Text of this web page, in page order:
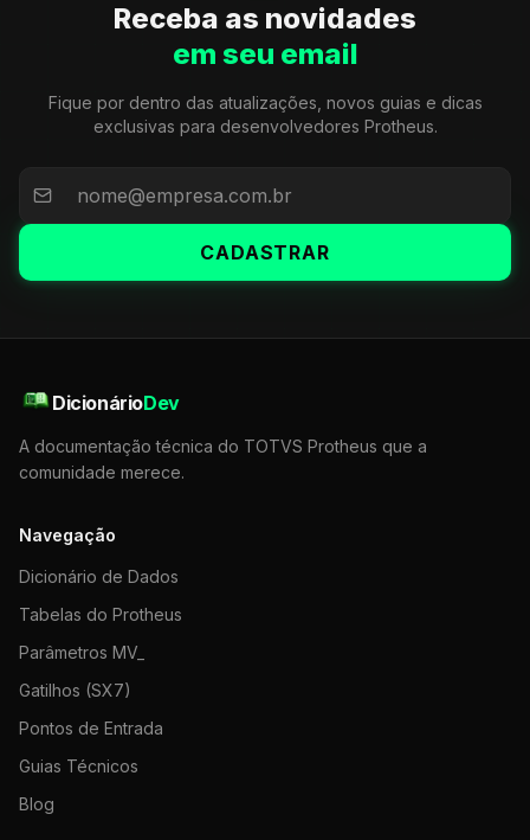
Receba as novidades
em seu email
Fique por dentro das atualizações, novos guias e dicas
exclusivas para desenvolvedores Protheus.
CADASTRAR
DicionárioDev
A documentação técnica do TOTVS Protheus que a
comunidade merece.
Navegação
Dicionário de Dados
Tabelas do Protheus
Parâmetros MV_
Gatilhos (SX7)
Pontos de Entrada
Guias Técnicos
Blog